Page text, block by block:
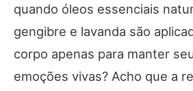
quando óleos essenciais
gengibre e lavanda são
corpo apenas para manter
emoções vivas? Acho que a